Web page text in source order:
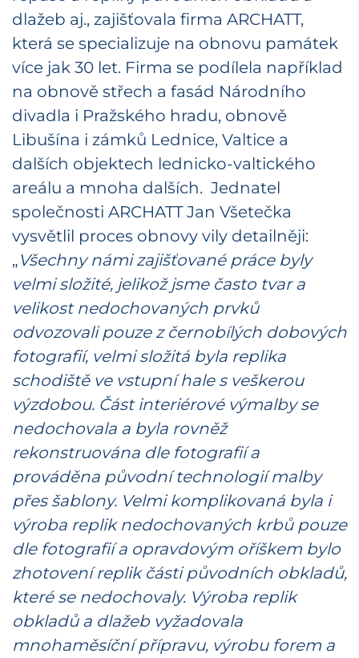
dlažeb aj., zajišťovala firma ARCHATT,
která se specializuje na obnovu památek
více jak 30 let. Firma se podílela například
na obnově střech a fasád Národního
divadla i Pražského hradu, obnově
Libušína i zámků Lednice, Valtice a
dalších objektech lednicko-valtického
areálu a mnoha dalších. Jednatel
společnosti ARCHATT Jan Všetečka
vysvětlil proces obnovy vily detailněji:
„Všechny námi zajišťované práce byly
velmi složité, jelikož jsme často tvar a
velikost nedochovaných prvků
odvozovali pouze z černobílých dobových
fotografií, velmi složitá byla replika
schodiště ve vstupní hale s veškerou
výzdobou. Část interiérové výmalby se
nedochovala a byla rovněž
rekonstruována dle fotografií a
prováděna původní technologií malby
přes šablony. Velmi komplikovaná byla i
výroba replik nedochovaných krbů pouze
dle fotografií a opravdovým oříškem bylo
zhotovení replik části původních obkladů,
které se nedochovaly. Výroba replik
obkladů a dlažeb vyžadovala
mnohaměsíční přípravu, výrobu forem a